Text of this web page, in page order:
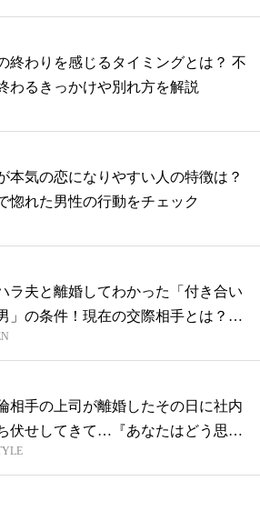
終わりを感じるタイミングとは？ 不
わるきっかけや別れ方を解説
本気の恋になりやすい人の特徴は？
惚れた男性の行動をチェック
ラ夫と離婚してわかった「付き合い
」の条件！現在の交際相手とは？〜
相手の上司が離婚したその日に社内
伏せしてきて…『あなたはどう思い